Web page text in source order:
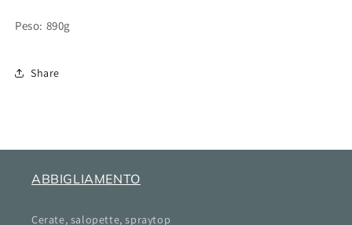
Peso: 890g
Share
ABBIGLIAMENTO
Cerate, salopette, spraytop